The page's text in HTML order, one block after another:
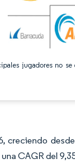
jugadores no
creciendo
CAGR del